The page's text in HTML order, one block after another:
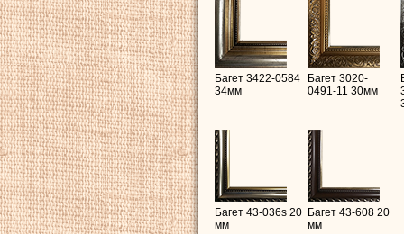
Багет 3422-0584
34мм
Багет 3020-
0491-11 30мм
Багет 43-036s 20
мм
Багет 43-608 20
мм